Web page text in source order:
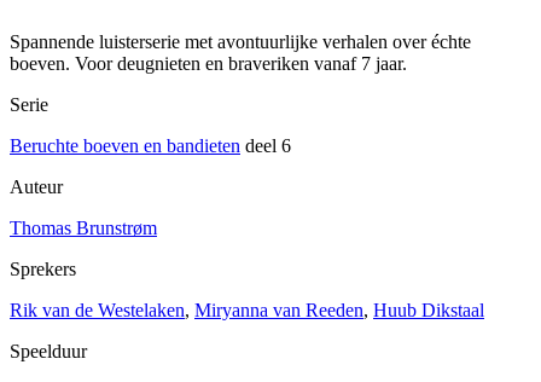
Spannende luisterserie met avontuurlijke verhalen over échte
boeven. Voor deugnieten en braveriken vanaf 7 jaar.
Serie
Beruchte boeven en bandieten deel 6
Auteur
Thomas Brunstrøm
Sprekers
Rik van de Westelaken, Miryanna van Reeden, Huub Dikstaal
Speelduur